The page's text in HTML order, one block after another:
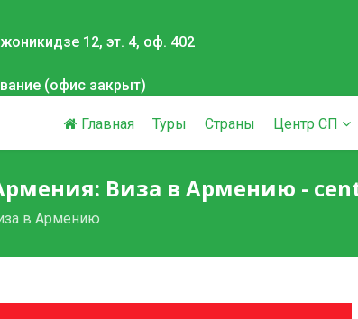
12, эт. 4, оф. 402
(офис закрыт)
Главная Туры Страны Центр СП
Виза в Армению -
в Армению